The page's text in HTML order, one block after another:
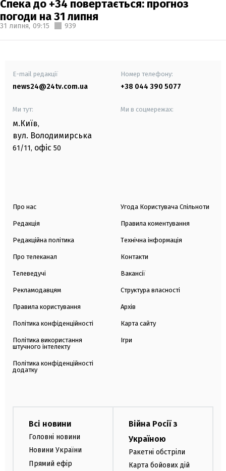
Спека до +34 повертається: прогноз
погоди на 31 липня
31 липня, 09:15 939
E-mail редакції
news24@24tv.com.ua
Номер телефону:
+38 044 390 5077
Ми тут:
м.Київ,
вул. Володимирська
61/11, офіс 50
Ми в соцмережах:
Про нас
Редакція
Редакційна політика
Про телеканал
Телеведучі
Рекламодавцям
Правила користування
Політика конфіденційності
Політика використання
штучного інтелекту
Політика конфіденційності
додатку
Угода Користувача Спільноти
Правила коментування
Технічна інформація
Контакти
Вакансії
Структура власності
Архів
Карта сайту
Ігри
Всі новини
Головні новини
Новини України
Прямий ефір
Війна Росії з
Україною
Ракетні обстріли
Карта бойових дій